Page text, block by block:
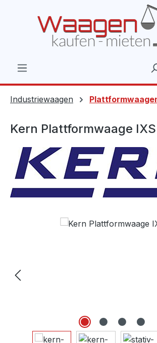
Industriewaagen
Kern Plattformwaage IXS
Bildergalerie überspringen